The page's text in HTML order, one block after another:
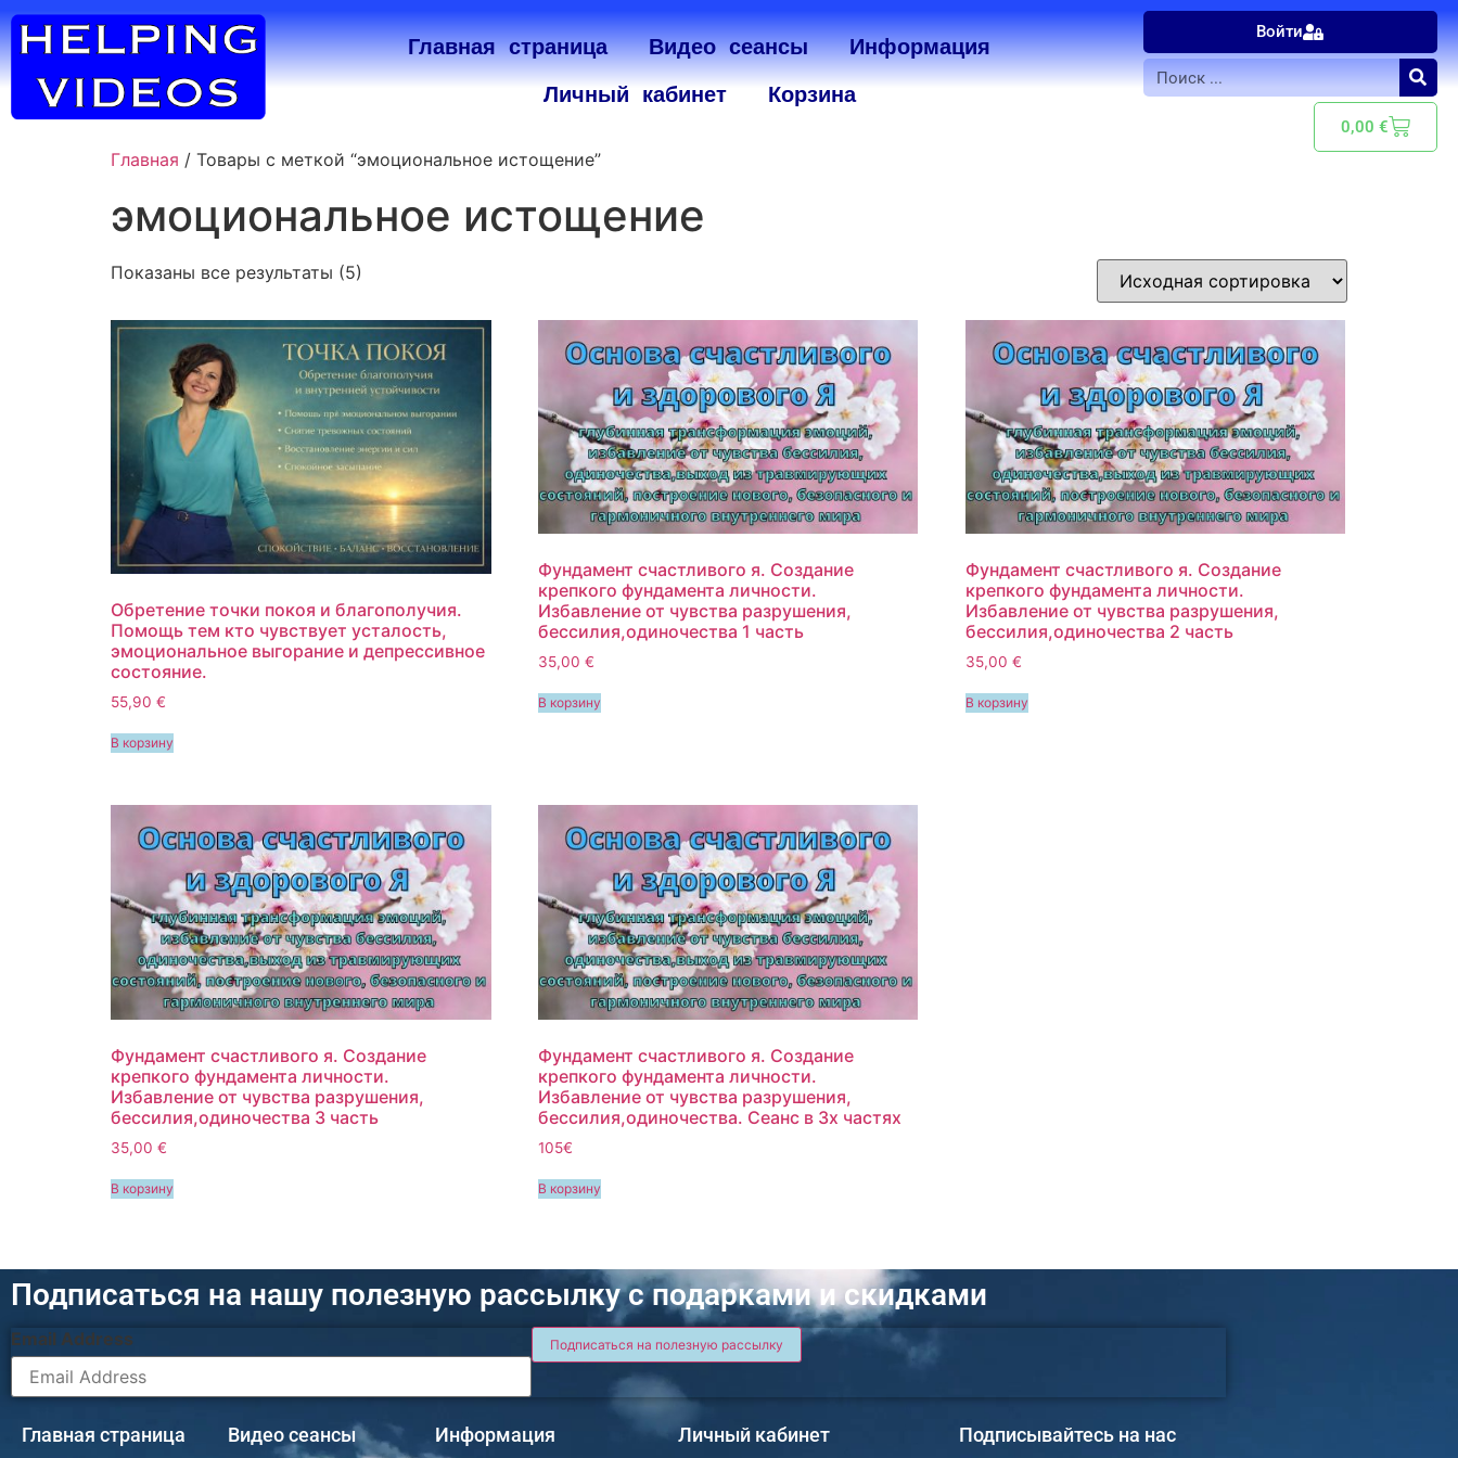
Главная страница Видео сеансы
Информация
Личный кабинет
Корзина
Войти
0,00 €
Главная / Товары с меткой “эмоциональное истощение”
эмоциональное истощение
Показаны все результаты (5)
Обретение точки покоя и благополучия.
Помощь тем кто чувствует усталость,
эмоциональное выгорание и депрессивное
состояние.
55,90 €
В корзину
Фундамент счастливого я. Создание
крепкого фундамента личности.
Избавление от чувства разрушения,
бессилия,одиночества 1 часть
35,00 €
В корзину
Фундамент счастливого я. Создание
крепкого фундамента личности.
Избавление от чувства разрушения,
бессилия,одиночества 2 часть
35,00 €
В корзину
Фундамент счастливого я. Создание
крепкого фундамента личности.
Избавление от чувства разрушения,
бессилия,одиночества 3 часть
35,00 €
В корзину
Фундамент счастливого я. Создание
крепкого фундамента личности.
Избавление от чувства разрушения,
бессилия,одиночества. Сеанс в 3х частях
105€
В корзину
Подписаться на нашу полезную рассылку с подарками и скидками
Email Address
Главная страница Видео сеансы Информация Личный кабинет Подписывайтесь на нас